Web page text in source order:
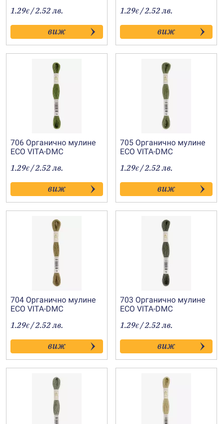
1.29€ / 2.52 лв.
виж
1.29€ / 2.52 лв.
виж
706 Органично мулине
ECO VITA-DMC
1.29€ / 2.52 лв.
виж
705 Органично мулине
ECO VITA-DMC
1.29€ / 2.52 лв.
виж
704 Органично мулине
ECO VITA-DMC
1.29€ / 2.52 лв.
виж
703 Органично мулине
ECO VITA-DMC
1.29€ / 2.52 лв.
виж